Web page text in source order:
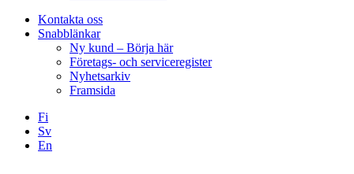
Kontakta oss
Snabblänkar
Ny kund – Börja här
Företags- och serviceregister
Nyhetsarkiv
Framsida
Fi
Sv
En